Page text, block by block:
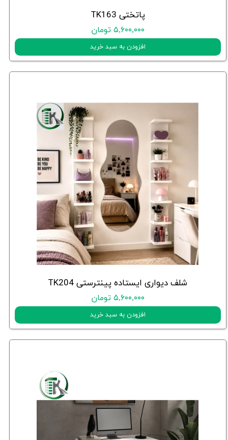
پاتختی TK163
۵,۶۰۰,۰۰۰ تومان
افزودن به سبد خرید
شلف دیواری ایستاده پینترستی TK204
۵,۶۰۰,۰۰۰ تومان
افزودن به سبد خرید